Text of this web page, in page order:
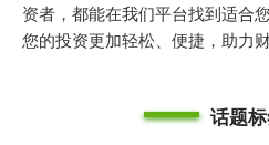
资者，都能在我们平台找到适合
您的投资更加轻松、便捷，助力
话题